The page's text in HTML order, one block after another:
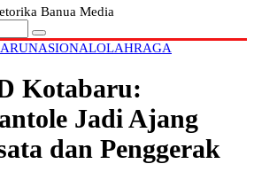
Banua Media
NASIONALOLAHRAGA
Kotabaru:
Jadi Ajang
dan Penggerak